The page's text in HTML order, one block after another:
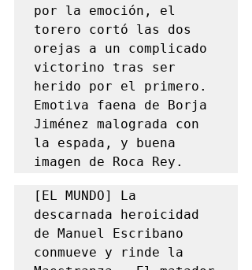
por la emoción, el
torero cortó las dos
orejas a un complicado
victorino tras ser
herido por el primero.
Emotiva faena de Borja
Jiménez malograda con
la espada, y buena
imagen de Roca Rey.
[EL MUNDO] La
descarnada heroicidad
de Manuel Escribano
conmueve y rinde la